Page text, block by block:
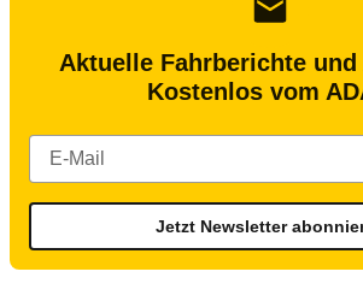
Aktuelle Fahrberichte
Kostenlos vom
Jetzt Newsletter